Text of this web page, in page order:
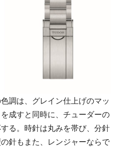
調は、グレイン仕上げのマッ
成すと同時に、チューダーの
る。時針は丸みを帯び、分針
針もまた、レンジャーならで